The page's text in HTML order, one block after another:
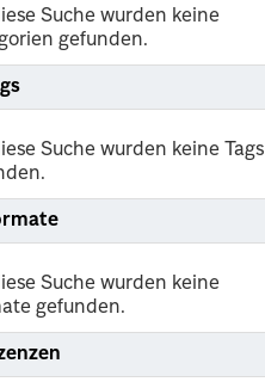
Suche wurden keine
gefunden.
Suche wurden keine Tags
Suche wurden keine
gefunden.